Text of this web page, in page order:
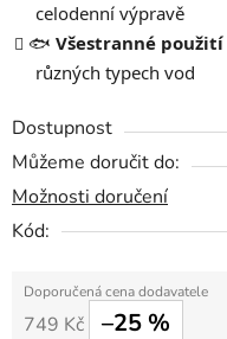
celodenní výpravě
🐟 Všestranné použití
různých typech vod
Dostupnost
Můžeme doručit do:
Možnosti doručení
Kód:
749 Kč –25 %